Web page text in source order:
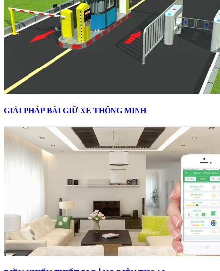
GIẢI PHÁP BÃI GIỮ XE THÔNG MINH